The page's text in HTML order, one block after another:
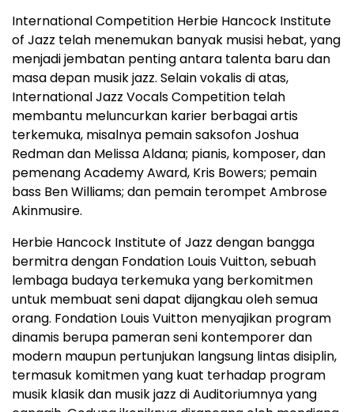
International Competition Herbie Hancock Institute
of Jazz telah menemukan banyak musisi hebat, yang
menjadi jembatan penting antara talenta baru dan
masa depan musik jazz. Selain vokalis di atas,
International Jazz Vocals Competition telah
membantu meluncurkan karier berbagai artis
terkemuka, misalnya pemain saksofon Joshua
Redman dan Melissa Aldana; pianis, komposer, dan
pemenang Academy Award, Kris Bowers; pemain
bass Ben Williams; dan pemain terompet Ambrose
Akinmusire.
Herbie Hancock Institute of Jazz dengan bangga
bermitra dengan Fondation Louis Vuitton, sebuah
lembaga budaya terkemuka yang berkomitmen
untuk membuat seni dapat dijangkau oleh semua
orang. Fondation Louis Vuitton menyajikan program
dinamis berupa pameran seni kontemporer dan
modern maupun pertunjukan langsung lintas disiplin,
termasuk komitmen yang kuat terhadap program
musik klasik dan musik jazz di Auditoriumnya yang